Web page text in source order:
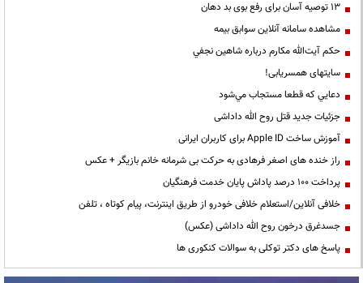
13 توصیه آسان برای رفع بوی بد دهان
مشاهده سامانه آنلاين سوابق بیمه
حكم آيت‌الله مكارم درباره شاهين نجفي
سایتهای همسریابی!
دعايي كه قطعا مستجاب مي‌شود
جزئیات جدید قتل روح الله داداشی
آموزش ساخت Apple ID برای کاربران ایرانی
راز خنده های اصغر فرهادی به حرکت بی شرمانه خانم بازیگر + عکس
پرداخت ۱۰۰ درصد پاداش پایان خدمت فرهنگیان
خلافی آنلاین/استعلام خلافی خودرو از طریق اینترنت، پیام کوتاه ، تلفن
جسدغرق درخون روح الله داداشی (عکس)
پاسخ های دکتر توکلی به سوالات کنکوری ها